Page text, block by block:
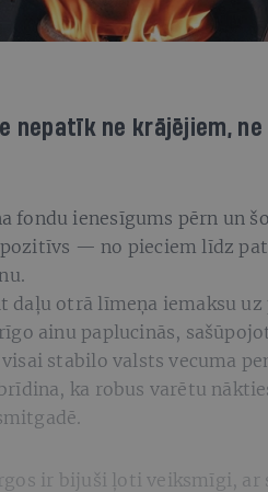
nepatīk ne krājējiem,
fondu ienesīgums pērn un
— no pieciem līdz
daļu otrā līmeņa iemaksu
ainu paplucinās,
stabilo valsts vecuma
ka robus varētu
ir bijuši ļoti veiksmīgi, ar